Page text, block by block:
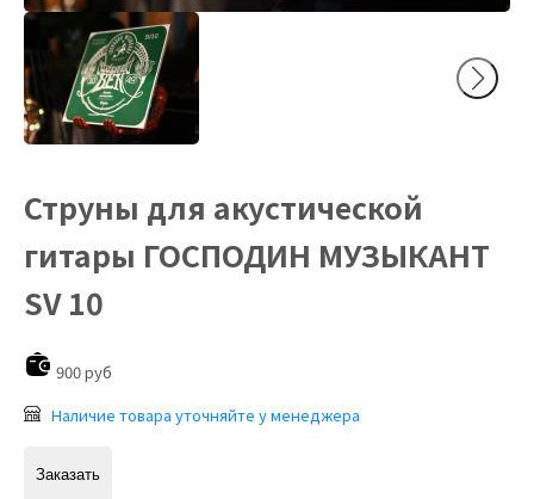
Струны для акустической
гитары ГОСПОДИН МУЗЫКАНТ
SV 10
900 руб
Наличие товара уточняйте у менеджера
Заказать